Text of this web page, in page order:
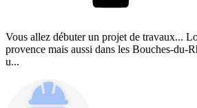
Vous allez débuter un projet de travaux...
provence mais aussi dans les Bouches-du-
u...